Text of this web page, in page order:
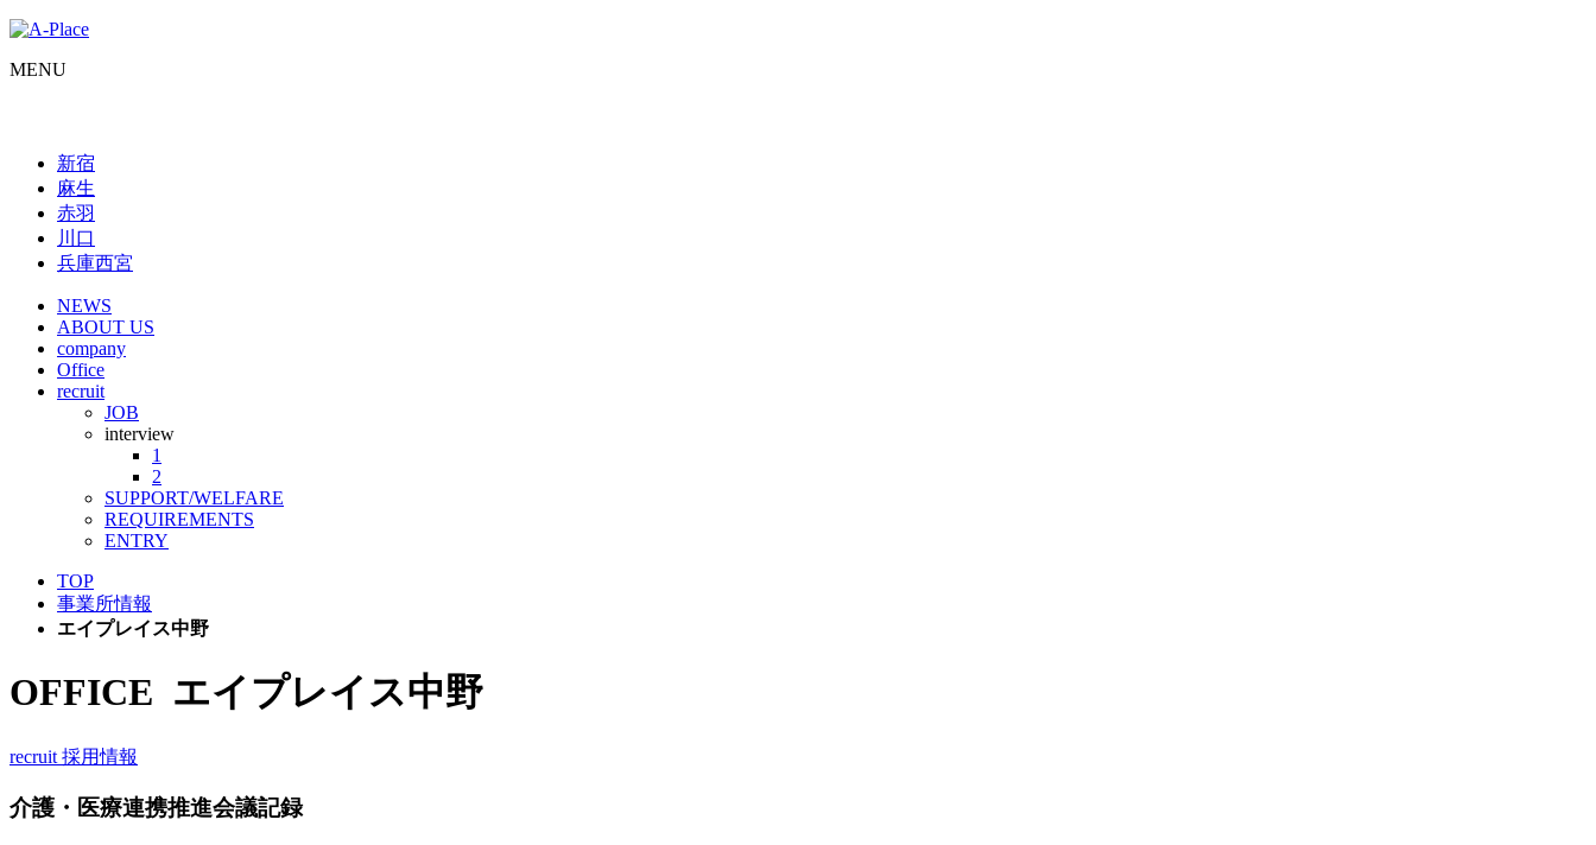
MENU
新宿
麻生
赤羽
川口
兵庫西宮
NEWS
ABOUT US
company
Office
recruit
JOB
interview
1
2
SUPPORT/WELFARE
REQUIREMENTS
ENTRY
TOP
事業所情報
エイプレイス中野
OFFICE エイプレイス中野
recruit 採用情報
介護・医療連携推進会議記録